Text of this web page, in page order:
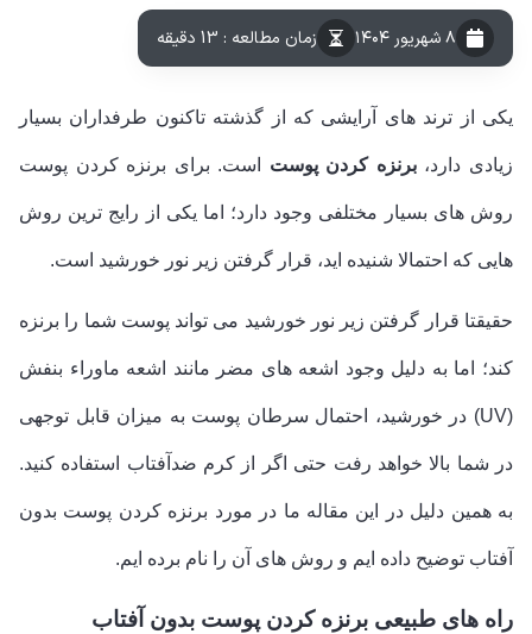
۸ شهریور ۱۴۰۴ زمان مطالعه : 13 دقیقه
یکی از ترند های آرایشی که از گذشته تاکنون طرفداران بسیار
زیادی دارد،برنزه کردن پوست است. برای برنزه کردن پوست
روش های بسیار مختلفی وجود دارد؛ اما یکی از رایج ترین روش
هایی که احتمالا شنیده اید، قرار گرفتن زیر نور خورشید است.
حقیقتا قرار گرفتن زیر نور خورشید می تواند پوست شما را برنزه
کند؛ اما به دلیل وجود اشعه های مضر مانند اشعه ماوراء بنفش
(UV) در خورشید، احتمال سرطان پوست به میزان قابل توجهی
در شما بالا خواهد رفت حتی اگر از کرم ضدآفتاب استفاده کنید.
به همین دلیل در این مقاله ما در مورد برنزه کردن پوست بدون
آفتاب توضیح داده ایم و روش های آن را نام برده ایم.
راه های طبیعی برنزه کردن پوست بدون آفتاب